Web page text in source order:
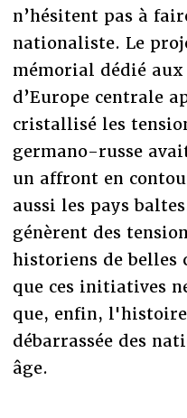
n’hésitent pas à
nationaliste. Le
mémorial dédié
d’Europe centrale
cristallisé les
germano-russe
un affront en
aussi les pays
génèrent des
historiens de belles
que ces initiatives
que, enfin,
débarrassée des
âge.